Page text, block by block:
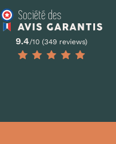
9.4/10 (349 reviews)